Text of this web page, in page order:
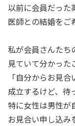
以前に会員だった
医師との結婚をご
私が会員さんたち
見ていて分かった
「自分からお見
成立するけど、待
特に女性は男性が
お見合い申し込み